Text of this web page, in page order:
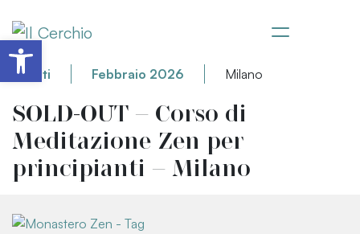
Eventi Febbraio 2026 Milano
SOLD-OUT – Corso di
Meditazione Zen per
principianti – Milano
Apri la barra degli strumenti